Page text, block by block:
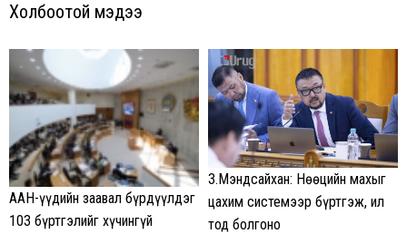
Холбоотой мэдээ
ААН-үүдийн заавал бүрдүүлдэг
103 бүртгэлийг хүчингүй
З.Мэндсайхан: Нөөцийн махыг
цахим системээр бүртгэж, ил
тод болгоно